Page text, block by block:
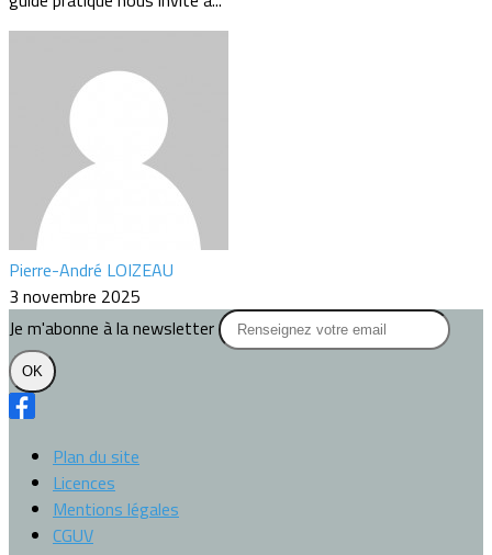
Pierre-André LOIZEAU
3 novembre 2025
Je m'abonne à la newsletter
OK
Plan du site
Licences
Mentions légales
CGUV